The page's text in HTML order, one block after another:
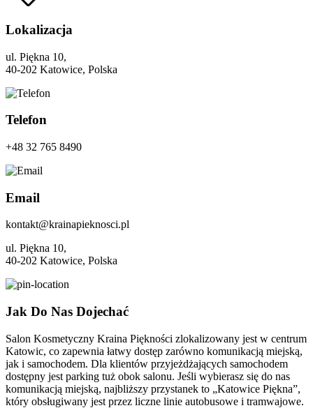
Lokalizacja
ul. Piękna 10,
40-202 Katowice, Polska
Telefon
+48 32 765 8490
Email
kontakt@krainapieknosci.pl
ul. Piękna 10,
40-202 Katowice, Polska
Jak Do Nas Dojechać
Salon Kosmetyczny Kraina Piękności zlokalizowany jest w centrum
Katowic, co zapewnia łatwy dostęp zarówno komunikacją miejską,
jak i samochodem. Dla klientów przyjeżdżających samochodem
dostępny jest parking tuż obok salonu. Jeśli wybierasz się do nas
komunikacją miejską, najbliższy przystanek to „Katowice Piękna”,
który obsługiwany jest przez liczne linie autobusowe i tramwajowe.